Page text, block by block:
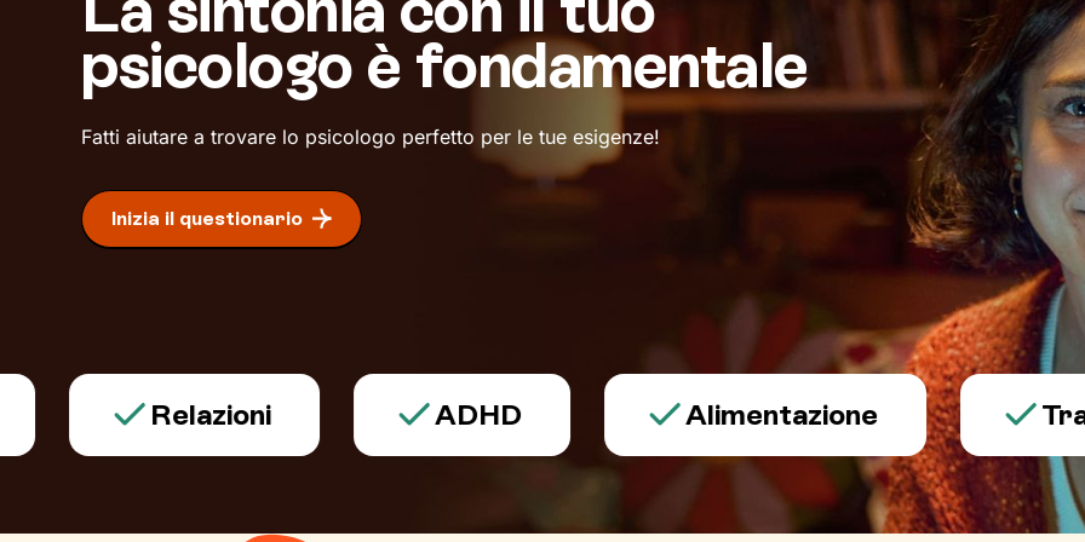
psicologo è fondamentale
Fatti aiutare a trovare lo psicologo perfetto per le tue esigenze!
Inizia il questionario
Relazioni ADHD Alimentazione